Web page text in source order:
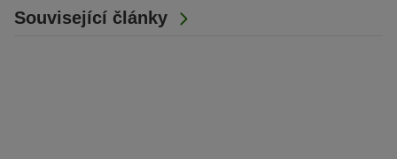
Související články